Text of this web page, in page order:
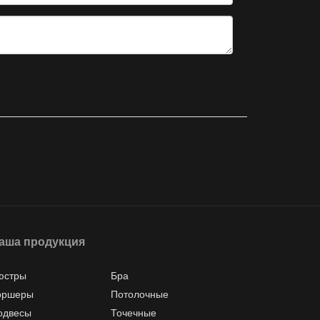
продукция
Бра
Потолочные
Точечные